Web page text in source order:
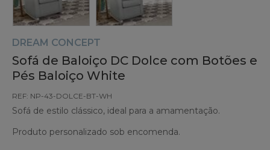
DREAM CONCEPT
Sofá de Baloiço DC Dolce com Botões e
Pés Baloiço White
REF: NP-43-DOLCE-BT-WH
Sofá de estilo clássico, ideal para a amamentação.
Produto personalizado sob encomenda.